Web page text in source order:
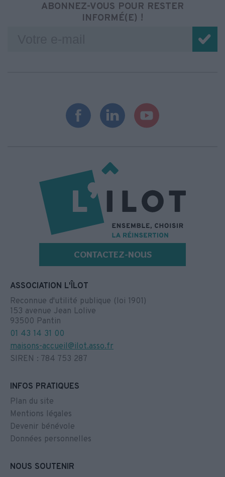
ABONNEZ-VOUS POUR RESTER
INFORMÉ(E) !
CONTACTEZ-NOUS
ASSOCIATION L'ÎLOT
Reconnue d'utilité publique (loi 1901)
153 avenue Jean Lolive
93500 Pantin
01 43 14 31 00
maisons-accueil@ilot.asso.fr
SIREN : 784 753 287
INFOS PRATIQUES
Plan du site
Mentions légales
Devenir bénévole
Données personnelles
NOUS SOUTENIR